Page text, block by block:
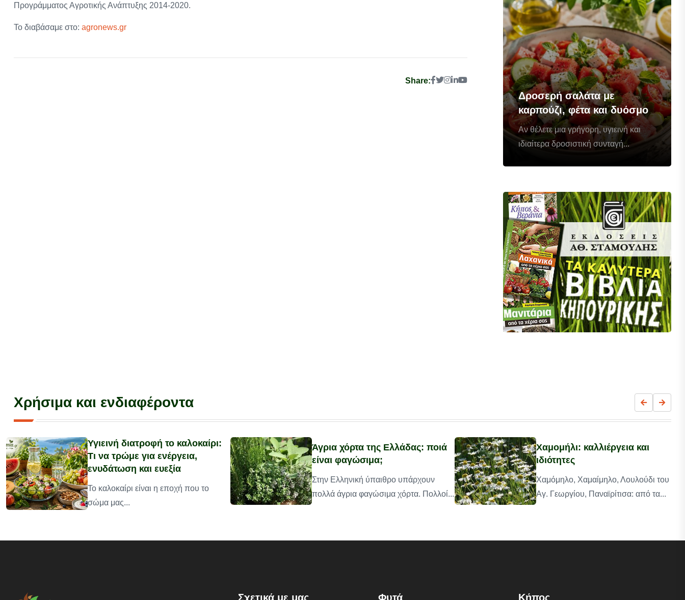
Προγράμματος Αγροτικής Ανάπτυξης 2014-2020.
Το διαβάσαμε στο: agronews.gr
Share:
Δροσερή σαλάτα με
καρπούζι, φέτα και δυόσμο
Αν θέλετε μια γρήγορη, υγιεινή και
ιδιαίτερα δροσιστική συνταγή...
Χρήσιμα και ενδιαφέροντα
Υγιεινή διατροφή το καλοκαίρι:
Τι να τρώμε για ενέργεια,
ενυδάτωση και ευεξία
Το καλοκαίρι είναι η εποχή που το
σώμα μας...
Άγρια χόρτα της Ελλάδας: ποιά
είναι φαγώσιμα;
Στην Ελληνική ύπαιθρο υπάρχουν
πολλά άγρια φαγώσιμα χόρτα. Πολλοί...
Χαμομήλι: καλλιέργεια και
ιδιότητες
Χαμόμηλο, Χαμαίμηλο, Λουλούδι του
Αγ. Γεωργίου, Παναϊρίτισα: από τα...
Σχετικά με μας Φυτά Κήπος